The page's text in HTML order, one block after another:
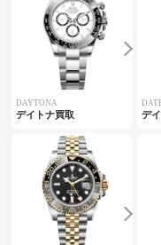
DAYTONA
デイトナ買取 デ